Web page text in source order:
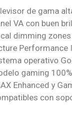
de gama
VA con buen
dimming
Performance
operativo
gaming
Enhanced y
con